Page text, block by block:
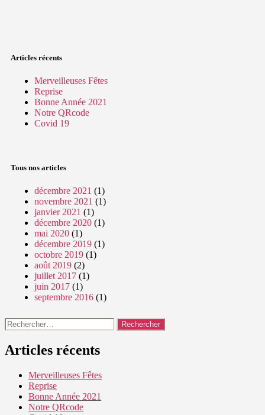
Articles récents
Merveilleuses Fêtes
Reprise
Bonne Année 2021
Notre QRcode
Covid 19
Tous nos articles
décembre 2021 (1)
novembre 2021 (1)
janvier 2021 (1)
décembre 2020 (1)
mai 2020 (1)
décembre 2019 (1)
octobre 2019 (1)
août 2019 (2)
juillet 2017 (1)
juin 2017 (1)
septembre 2016 (1)
Articles récents
Merveilleuses Fêtes
Reprise
Bonne Année 2021
Notre QRcode